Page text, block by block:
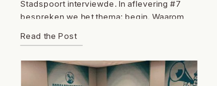
Stadspoort interviewde. In aflevering #7
bespreken we het thema: begin. Waarom
bedrijf? Hoe kan je succesvol zijn met je
bedrijf […]
Read the Post